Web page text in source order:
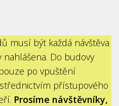
musí být každá návštěva
Do budovy
po vpuštění
přístupového
Prosíme návštěvníky,